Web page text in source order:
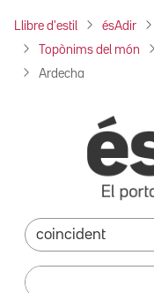
Llibre d'estil ésAdir
Topònims del món
Ardecha